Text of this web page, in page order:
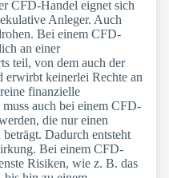
CFD-Handel eignet sich
Anleger. Auch
Bei einem CFD-
an einer
teil, von dem auch der
keinerlei Rechte an
finanzielle
auch bei einem CFD-
die nur einen
Dadurch entsteht
Bei einem CFD-
Risiken, wie z. B. das